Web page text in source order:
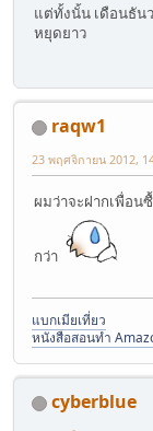
แต่ทั้งนั้น เดือนธัน
หยุดยาว
raqw1
23 พฤศจิกายน 2012,
ผมว่าจะฝากเพื่อน
กว่า
แบกเมียเที่ยว
หนังสือสอนทำ
cyberblue